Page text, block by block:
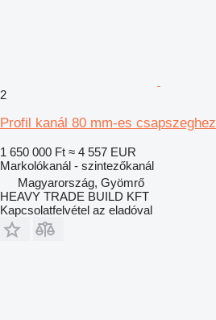
2
Profil kanál 80 mm-es csapszeghez
1 650 000 Ft ≈ 4 557 EUR
Markolókanál - szintezőkanál
Magyarország, Gyömrő
HEAVY TRADE BUILD KFT
Kapcsolatfelvétel az eladóval